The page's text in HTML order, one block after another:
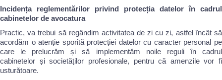
Incidența reglementărilor privind protecția datelor în cadrul
cabinetelor de avocatura
Practic, va trebui să regândim activitatea de zi cu zi, astfel încât să
acordăm o atenție sporită protecției datelor cu caracter personal pe
care le prelucrăm și să implementăm noile reguli în cadrul
cabinetelor și societăților profesionale, pentru că amenzile vor fi
usturătoare.